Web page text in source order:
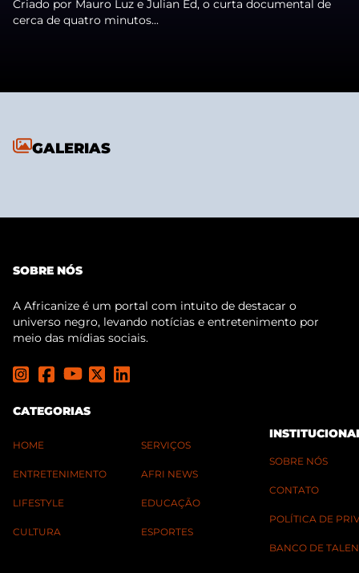
Criado por Mauro Luz e Julian Ed, o curta documental de
cerca de quatro minutos...
GALERIAS
SOBRE NÓS
A Africanize é um portal com intuito de destacar o
universo negro, levando notícias e entretenimento por
meio das mídias sociais.
CATEGORIAS
HOME
ENTRETENIMENTO
LIFESTYLE
CULTURA
SERVIÇOS
AFRI NEWS
EDUCAÇÃO
ESPORTES
SOBRE NÓS
CONTATO
POLÍTICA DE
BANCO DE